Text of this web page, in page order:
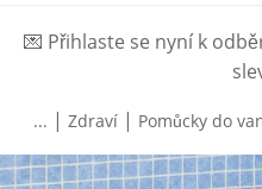
💌 Přihlaste se nyní k
... | Zdraví | Pomůcky do